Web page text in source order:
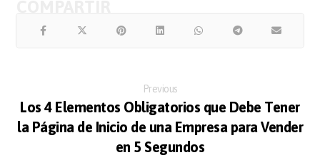
Previous
Los 4 Elementos Obligatorios que Debe Tener
la Página de Inicio de una Empresa para Vender
en 5 Segundos